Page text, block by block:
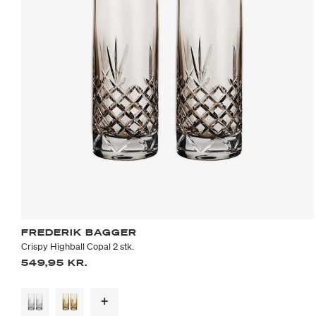
FREDERIK BAGGER
Crispy Highball Copal 2 stk.
549,95 KR.